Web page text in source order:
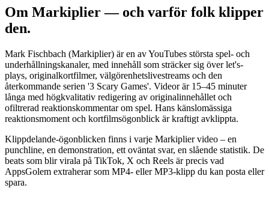
Om Markiplier — och varför folk klipper
den.
Mark Fischbach (Markiplier) är en av YouTubes största spel- och
underhållningskanaler, med innehåll som sträcker sig över let's-
plays, originalkortfilmer, välgörenhetslivestreams och den
återkommande serien '3 Scary Games'. Videor är 15–45 minuter
långa med högkvalitativ redigering av originalinnehållet och
ofiltrerad reaktionskommentar om spel. Hans känslomässiga
reaktionsmoment och kortfilmsögonblick är kraftigt avklippta.
Klippdelande-ögonblicken finns i varje Markiplier video – en
punchline, en demonstration, ett oväntat svar, en slående statistik. De
beats som blir virala på TikTok, X och Reels är precis vad
AppsGolem extraherar som MP4- eller MP3-klipp du kan posta eller
spara.